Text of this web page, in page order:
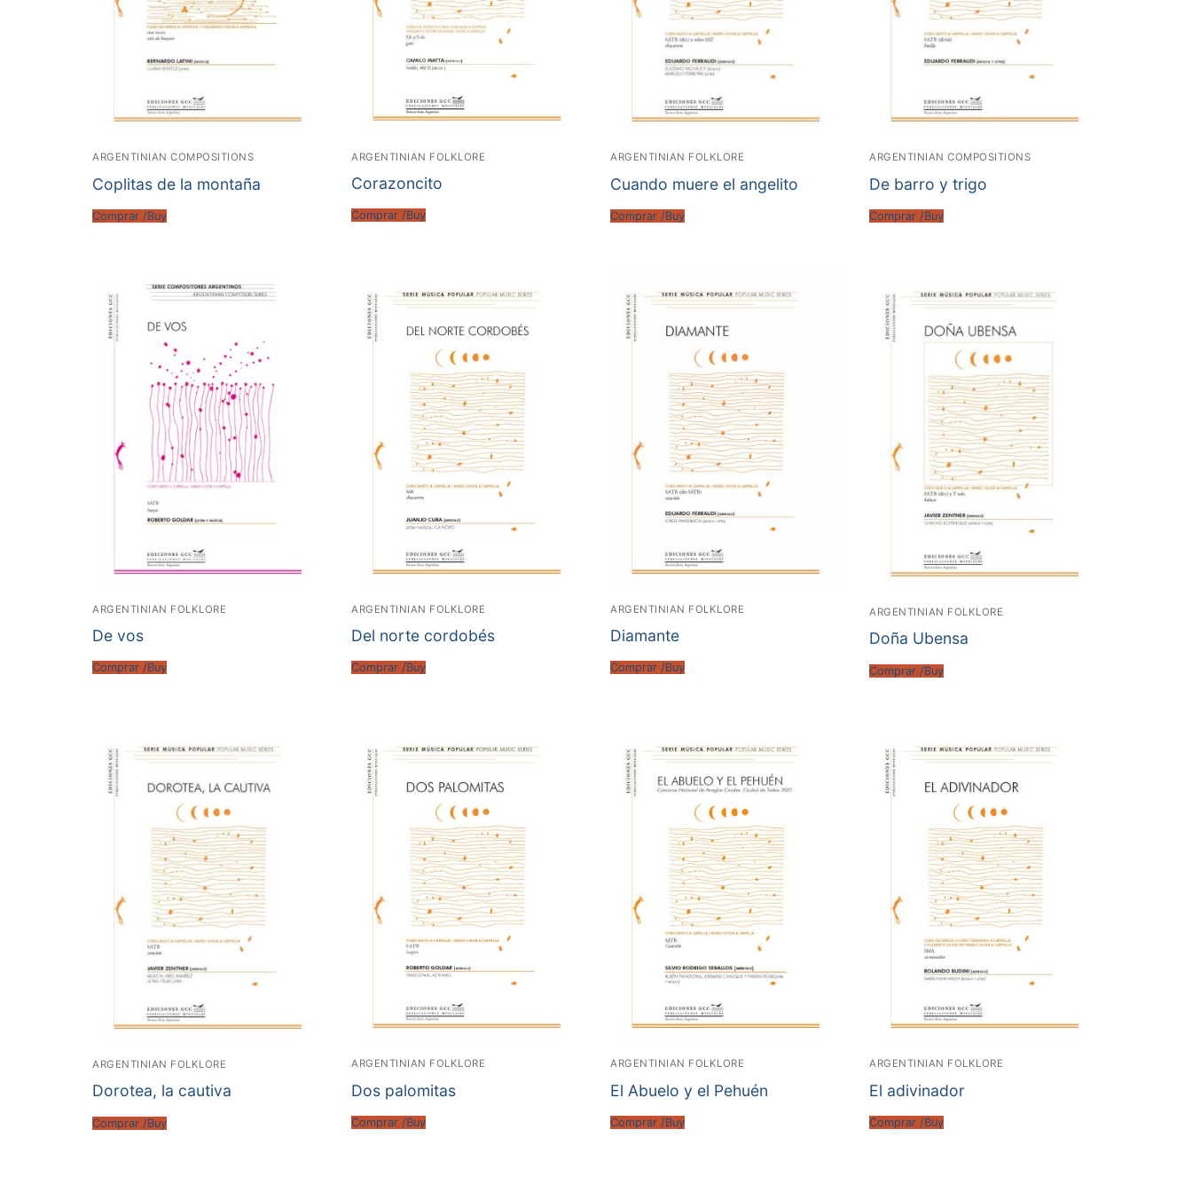
ARGENTINIAN COMPOSITIONS
Coplitas de la montaña
Comprar /Buy
ARGENTINIAN FOLKLORE
Corazoncito
Comprar /Buy
ARGENTINIAN FOLKLORE
Cuando muere el angelito
Comprar /Buy
ARGENTINIAN COMPOSITIONS
De barro y trigo
Comprar /Buy
ARGENTINIAN FOLKLORE
De vos
Comprar /Buy
ARGENTINIAN FOLKLORE
Del norte cordobés
Comprar /Buy
ARGENTINIAN FOLKLORE
Diamante
Comprar /Buy
ARGENTINIAN FOLKLORE
Doña Ubensa
Comprar /Buy
ARGENTINIAN FOLKLORE
Dorotea, la cautiva
Comprar /Buy
ARGENTINIAN FOLKLORE
Dos palomitas
Comprar /Buy
ARGENTINIAN FOLKLORE
El Abuelo y el Pehuén
Comprar /Buy
ARGENTINIAN FOLKLORE
El adivinador
Comprar /Buy